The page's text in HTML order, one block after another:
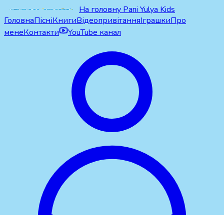
На головну Pani Yulya Kids
ГоловнаПісніКнигиВідеопривітанняІграшкиПро
менеКонтакти YouTube канал